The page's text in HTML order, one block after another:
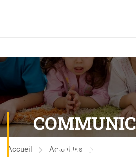
AUX
Accueil
Actualités